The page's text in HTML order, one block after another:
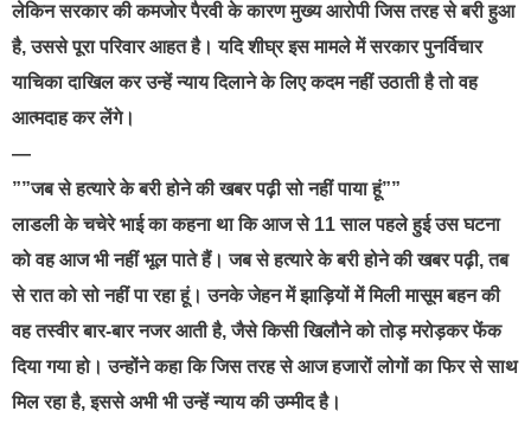
लेकिन सरकार की कमजोर पैरवी के कारण मुख्य आरोपी जिस तरह से बरी हुआ
है, उससे पूरा परिवार आहत है। यदि शीघ्र इस मामले में सरकार पुनर्विचार
याचिका दाखिल कर उन्हें न्याय दिलाने के लिए कदम नहीं उठाती है तो वह
आत्मदाह कर लेंगे।
—
””जब से हत्यारे के बरी होने की खबर पढ़ी सो नहीं पाया हूं””
लाडली के चचेरे भाई का कहना था कि आज से 11 साल पहले हुई उस घटना
को वह आज भी नहीं भूल पाते हैं। जब से हत्यारे के बरी होने की खबर पढ़ी, तब
से रात को सो नहीं पा रहा हूं। उनके जेहन में झाड़ियों में मिली मासूम बहन की
वह तस्वीर बार-बार नजर आती है, जैसे किसी खिलौने को तोड़ मरोड़कर फेंक
दिया गया हो। उन्होंने कहा कि जिस तरह से आज हजारों लोगों का फिर से साथ
मिल रहा है, इससे अभी भी उन्हें न्याय की उम्मीद है।